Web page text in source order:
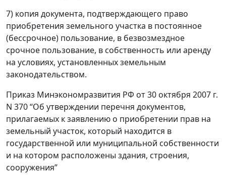
7) копия документа, подтверждающего право
приобретения земельного участка в постоянное
(бессрочное) пользование, в безвозмездное
срочное пользование, в собственность или аренду
на условиях, установленных земельным
законодательством.
Приказ Минэкономразвития РФ от 30 октября 2007 г.
N 370 “Об утверждении перечня документов,
прилагаемых к заявлению о приобретении прав на
земельный участок, который находится в
государственной или муниципальной собственности
и на котором расположены здания, строения,
сооружения”